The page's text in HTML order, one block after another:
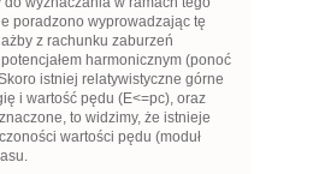
poradzono wyprowadzając tę
z rachunku zaburzeń
harmonicznym (ponoć
istniej relatywistyczne górne
i wartość pędu (E<=pc), oraz
to widzimy, że istnieje
wartości pędu (moduł